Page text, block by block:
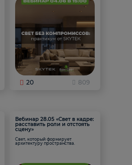
20 809
Вебинар 28.05 «Свет в кадре:
расставить роли и отстоять
сцену»
Свет, который формирует
архитектуру пространства.